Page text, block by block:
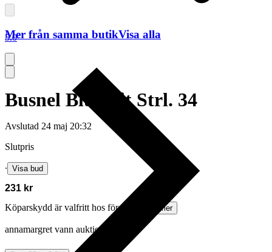
5.0
Busnel Blus Vit Strl. 34
Avslutad 24 maj 20:32
Slutpris
∙ Visa bud
231 kr
Köparskydd är valfritt hos företag.
Läs mer
annamargret vann auktionen
Mer från samma butikVisa alla